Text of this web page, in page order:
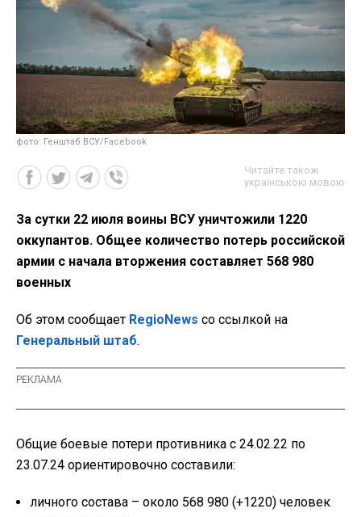
фото: Генштаб ВСУ/Facebook
Читайте також
українською мовою
За сутки 22 июля воины ВСУ уничтожили 1220
оккупантов. Общее количество потерь российской
армии с начала вторжения составляет 568 980
военных
Об этом сообщает RegioNews со ссылкой на
Генеральный штаб.
Общие боевые потери противника с 24.02.22 по
23.07.24 ориентировочно составили:
личного состава – около 568 980 (+1220) человек